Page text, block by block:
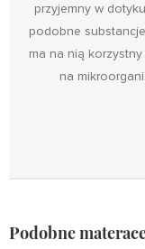
przyjemny w
podobne
ma na nią
na
Podobne